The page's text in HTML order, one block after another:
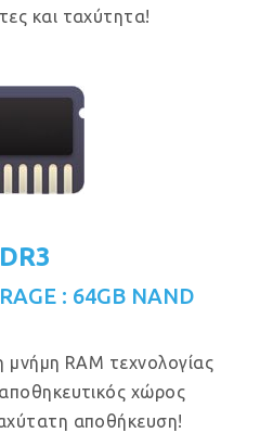
και ταχύτητα!
: 64GB NAND
μνήμη RAM τεχνολογίας
χώρος
αποθήκευση!